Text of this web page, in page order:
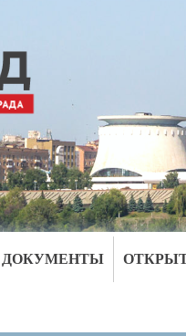
ДОКУМЕНТЫ